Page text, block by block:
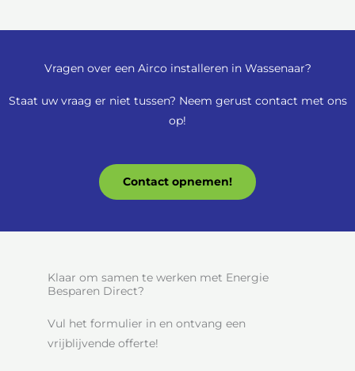
Vragen over een Airco installeren in Wassenaar?
Staat uw vraag er niet tussen? Neem gerust contact met ons
op!
Contact opnemen!
Klaar om samen te werken met Energie
Besparen Direct?
Vul het formulier in en ontvang een
vrijblijvende offerte!